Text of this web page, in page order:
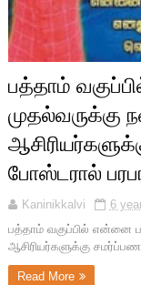
பத்தாம்
முதல்வருக்கு
போஸ்டரால்
Kaninikkalvi
6
பத்தாம் வகுப்பில் என்னை
ஆசிரியர்களுக்கு
Read More